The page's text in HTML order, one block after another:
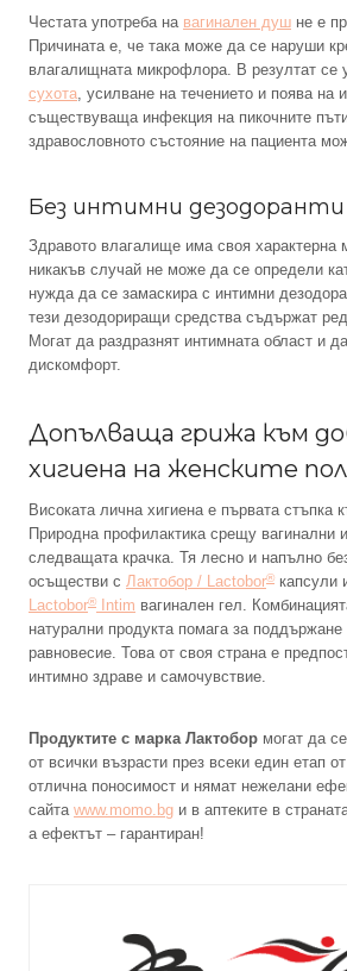
Честата употреба на вагинален душ не е
Причината е, че така може да се наруши
влагалищната микрофлора. В резултат се
сухота, усилване на течението и поява на
съществуваща инфекция на пикочните
здравословното състояние на пациента
Без интимни дезодоранти
Здравото влагалище има своя характерна
никакъв случай не може да се определи
нужда да се замаскира с интимни
тези дезодориращи средства съдържат
Могат да раздразнят интимната област и
дискомфорт.
Допълваща грижа към
хигиена на женските
Високата лична хигиена е първата стъпка
Природна профилактика срещу вагинални
следващата крачка. Тя лесно и напълно
осъществи с Лактобор / Lactobor® капсули
Lactobor® Intim вагинален гел.
натурални продукта помага за поддържане
равновесие. Това от своя страна е
интимно здраве и самочувствие.
Продуктите с марка Лактобор могат да
от всички възрасти през всеки един етап
отлична поносимост и нямат нежелани
сайта www.momo.bg и в аптеките в
а ефектът – гарантиран!